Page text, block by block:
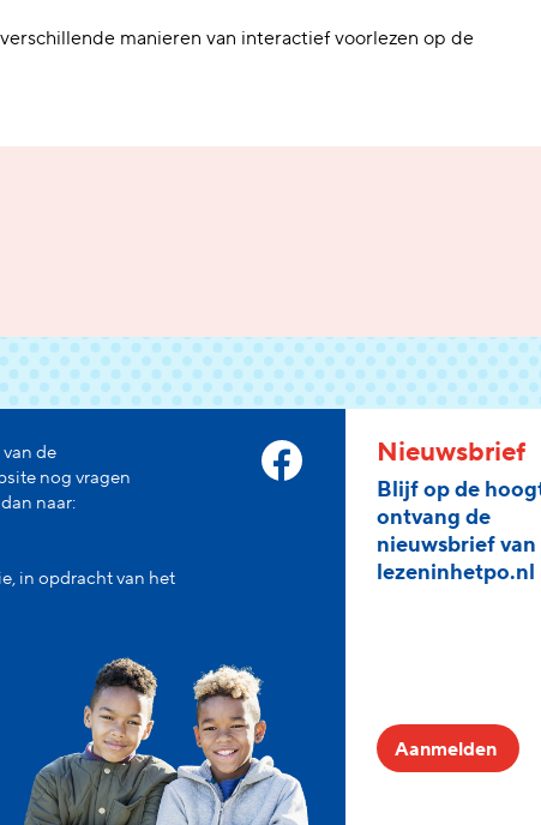
manieren van interactief voorlezen op de
de
nog vragen
naar:
in opdracht van het
Nieuwsbrief
Blijf op de
ontvang de
nieuwsbrief van
lezeninhetpo.nl
Aanmelden